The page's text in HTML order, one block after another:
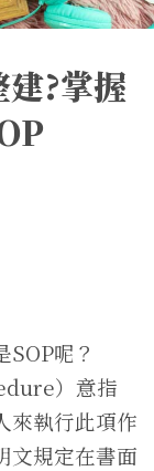
?掌握
呢？
）意指
來執行此項作
文規定在書面